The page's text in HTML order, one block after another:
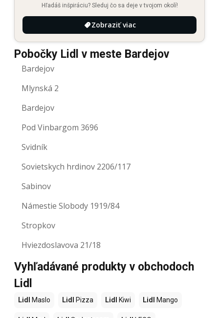
Hľadáš inšpiráciu? Sleduj čo sa deje v tvojom okolí!
Zobraziť viac
Pobočky Lidl v meste Bardejov
Bardejov
Mlynská 2
Bardejov
Pod Vinbargom 3696
Svidník
Sovietskych hrdinov 2206/117
Sabinov
Námestie Slobody 1919/84
Stropkov
Hviezdoslavova 21/18
Vyhľadávané produkty v obchodoch
Lidl
Lidl Maslo Lidl Pizza Lidl Kiwi Lidl Mango